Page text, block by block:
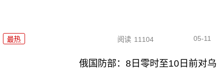
最热 阅读 11104 05-11
俄国防部：8日零时至10日前对乌